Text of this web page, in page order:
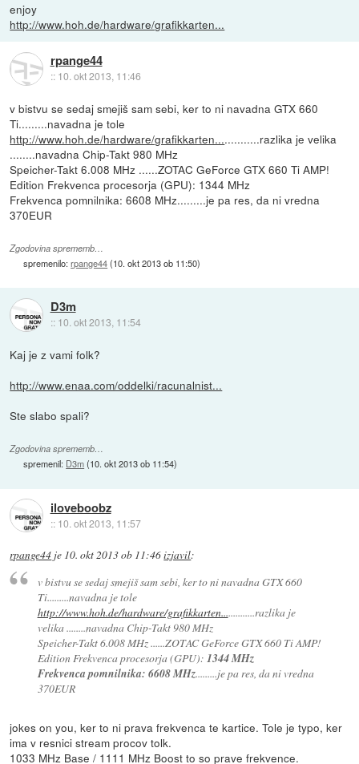
enjoy
http://www.hoh.de/hardware/grafikkarten...
rpange44
:: 10. okt 2013, 11:46
v bistvu se sedaj smejiš sam sebi, ker to ni navadna GTX 660
Ti.........navadna je tole
http://www.hoh.de/hardware/grafikkarten..............razlika je velika
........navadna Chip-Takt 980 MHz
Speicher-Takt 6.008 MHz ......ZOTAC GeForce GTX 660 Ti AMP!
Edition Frekvenca procesorja (GPU): 1344 MHz
Frekvenca pomnilnika: 6608 MHz.........je pa res, da ni vredna
370EUR
Zgodovina sprememb…
spremenilo:rpange44(10. okt 2013 ob 11:50)
D3m
:: 10. okt 2013, 11:54
Kaj je z vami folk?
http://www.enaa.com/oddelki/racunalnist...
Ste slabo spali?
Zgodovina sprememb…
spremenil: D3m(10. okt 2013 ob 11:54)
iloveboobz
:: 10. okt 2013, 11:57
rpange44 je 10. okt 2013 ob 11:46izjavil:
v bistvu se sedaj smejiš sam sebi, ker to ni navadna GTX 660
Ti.........navadna je tole
http://www.hoh.de/hardware/grafikkarten..............razlika je
velika ........navadna Chip-Takt 980 MHz
Speicher-Takt 6.008 MHz ......ZOTAC GeForce GTX 660 Ti AMP!
Edition Frekvenca procesorja (GPU): 1344 MHz
Frekvenca pomnilnika: 6608 MHz.........je pa res, da ni vredna
370EUR
jokes on you, ker to ni prava frekvenca te kartice. Tole je typo, ker
ima v resnici stream procov tolk.
1033 MHz Base / 1111 MHz Boost to so prave frekvence.